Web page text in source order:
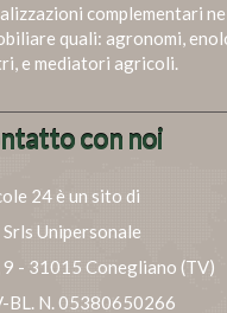
complementari
quali: agronomi,
e mediatori agricoli.
con noi
24 è un sito di
Unipersonale
- 31015 Conegliano (TV)
BL. N. 05380650266